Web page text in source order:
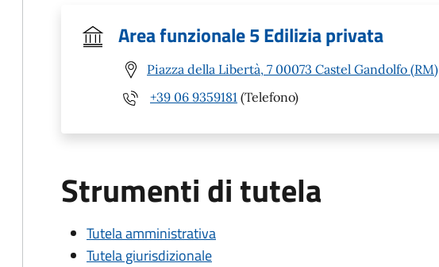
Area funzionale 5 Edilizia privata
Piazza della Libertà, 7 00073 Castel Gandolfo (RM)
+39 06 9359181 (Telefono)
Strumenti di tutela
Tutela amministrativa
Tutela giurisdizionale